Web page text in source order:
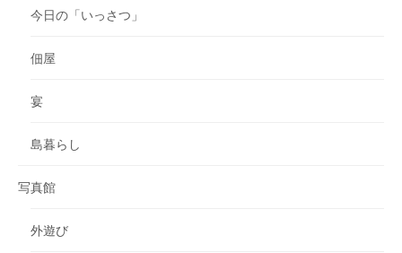
今日の「いっさつ」
佃屋
宴
島暮らし
写真館
外遊び